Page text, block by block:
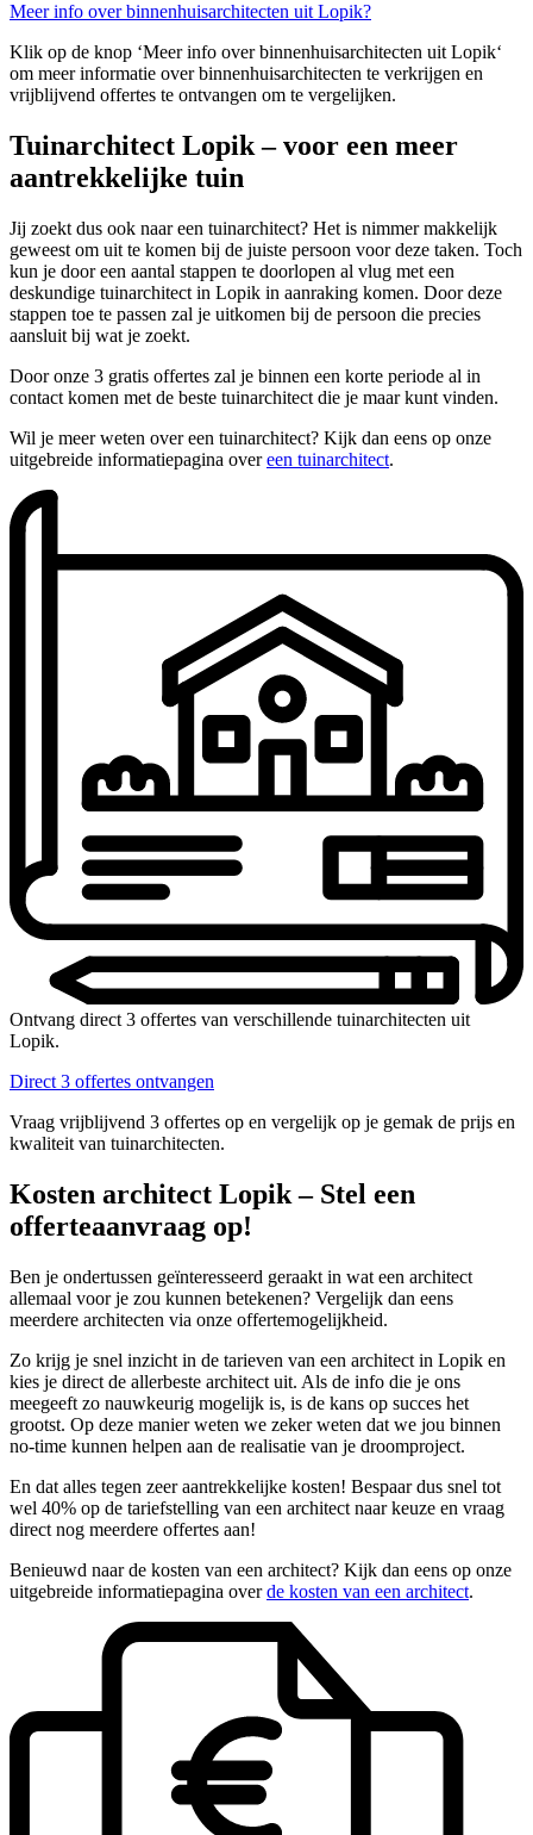
Meer info over binnenhuisarchitecten uit Lopik?
Klik op de knop ‘Meer info over binnenhuisarchitecten uit Lopik‘
om meer informatie over binnenhuisarchitecten te verkrijgen en
vrijblijvend offertes te ontvangen om te vergelijken.
Tuinarchitect Lopik – voor een meer
aantrekkelijke tuin
Jij zoekt dus ook naar een tuinarchitect? Het is nimmer makkelijk
geweest om uit te komen bij de juiste persoon voor deze taken. Toch
kun je door een aantal stappen te doorlopen al vlug met een
deskundige tuinarchitect in Lopik in aanraking komen. Door deze
stappen toe te passen zal je uitkomen bij de persoon die precies
aansluit bij wat je zoekt.
Door onze 3 gratis offertes zal je binnen een korte periode al in
contact komen met de beste tuinarchitect die je maar kunt vinden.
Wil je meer weten over een tuinarchitect? Kijk dan eens op onze
uitgebreide informatiepagina overeen tuinarchitect.
Ontvang direct 3 offertes van verschillende tuinarchitecten uit
Lopik.
Direct 3 offertes ontvangen
Vraag vrijblijvend 3 offertes op en vergelijk op je gemak de prijs en
kwaliteit van tuinarchitecten.
Kosten architect Lopik – Stel een
offerteaanvraag op!
Ben je ondertussen geïnteresseerd geraakt in wat een architect
allemaal voor je zou kunnen betekenen? Vergelijk dan eens
meerdere architecten via onze offertemogelijkheid.
Zo krijg je snel inzicht in de tarieven van een architect in Lopik en
kies je direct de allerbeste architect uit. Als de info die je ons
meegeeft zo nauwkeurig mogelijk is, is de kans op succes het
grootst. Op deze manier weten we zeker weten dat we jou binnen
no-time kunnen helpen aan de realisatie van je droomproject.
En dat alles tegen zeer aantrekkelijke kosten! Bespaar dus snel tot
wel 40% op de tariefstelling van een architect naar keuze en vraag
direct nog meerdere offertes aan!
Benieuwd naar de kosten van een architect? Kijk dan eens op onze
uitgebreide informatiepagina overde kosten van een architect.